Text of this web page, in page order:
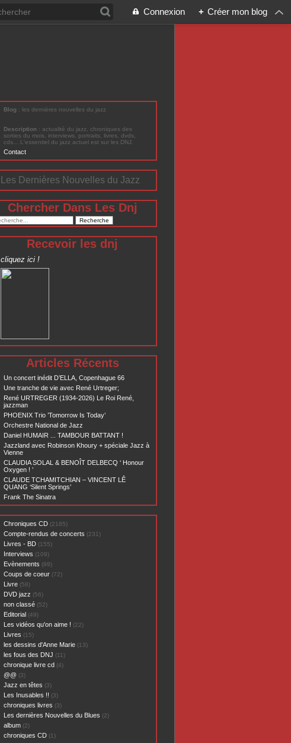
Connexion + Créer mon blog
Blog : les dernières nouvelles du jazz
Description : actualité du jazz, chroniques des
sorties du mois, interviews, portraits, livres, dvds,
cds... L'essentiel du jazz actuel est sur les DNJ.
Contact
Les Dernières Nouvelles du Jazz
Chercher Dans Les Dnj
Recevoir les dnj
cliquez ici !
Articles Récents
Un concert inédit D’ELLA, Copenhague 66
Une tranche de vie avec René Urtreger;
René URTREGER (1934-2026) Le Roi René,
jazzman
PHOENIX Trio ’Tomorrow Is Today’
Orchestre National de Jazz
Daniel HUMAIR ... TAMBOUR BATTANT !
Jazzland avec Robinson Khoury + spéciale Jazz à
Vienne
CLAUDIA SOLAL & BENOÎT DELBECQ ‘ Honour
Oxygen ! ’
CLAUDE TCHAMITCHIAN – VINCENT LÊ
QUANG ‘Silent Springs’
Frank The Sinatra
Chroniques CD (2185)
Compte-rendus de concerts (231)
Livres - BD (155)
Interviews (109)
Evènements (99)
Coups de coeur (72)
Livre (58)
DVD jazz (56)
non classé (52)
Editorial (49)
Les vidéos qu'on aime ! (22)
Livres (15)
les dessins d'Anne Marie (13)
les fous des DNJ (11)
chronique livre cd (4)
@@ (3)
Jazz en têtes (3)
Les Inusables !! (3)
chroniques livres (3)
Les dernières Nouvelles du Blues (2)
album (2)
chroniques CD (1)